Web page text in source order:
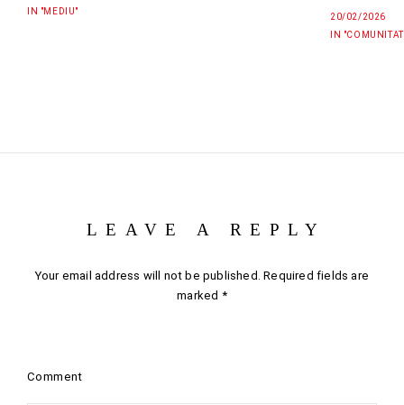
IN "MEDIU"
20/02/2026
IN
LEAVE A REPLY
Your email address will not be published. Required fields are
marked *
Comment